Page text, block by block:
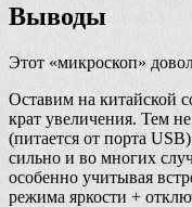
Выводы
Этот «микроскоп»
Оставим на китайской
крат увеличения. Тем
(питается от порта
сильно и во многих
особенно учитывая
режима яркости +